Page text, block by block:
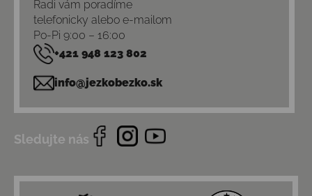
Radi vám poradíme
telefonicky alebo e-mailom
Po-Pi 9:00 – 16:00
+421 948 123 802
info@jezkobezko.sk
Sledujte nás